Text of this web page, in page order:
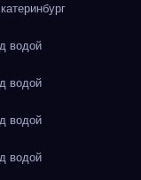
водой
водой
водой
водой